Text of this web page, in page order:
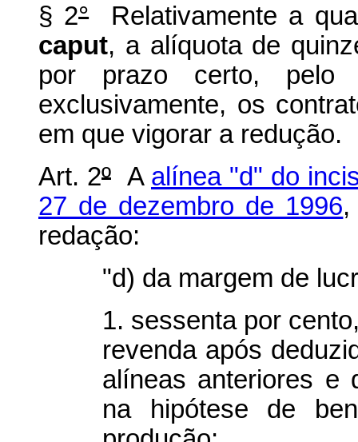
§ 2°Relativamente a
caput, a alíquota de
por prazo certo, pelo
exclusivamente, os
em que vigorar a redução.
Art. 2º A alínea "d" do
27 de dezembro de 1996
redação:
"d) da margem de
1. sessenta por
revenda após
alíneas anteriores e
na hipótese de